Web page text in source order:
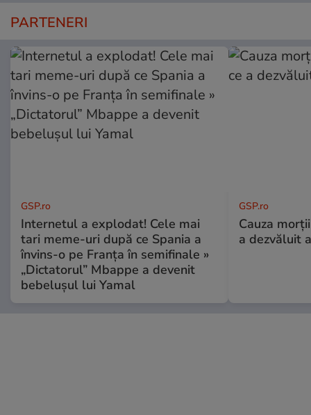
PARTENERI
GSP.ro
Internetul a explodat! Cele mai
tari meme-uri după ce Spania a
învins-o pe Franța în semifinale »
„Dictatorul” Mbappe a devenit
bebelușul lui Yamal
GSP.ro
Cauza
a dezvăluit